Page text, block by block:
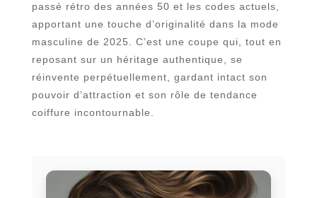
passé rétro des années 50 et les codes actuels,
apportant une touche d’originalité dans la mode
masculine de 2025. C’est une coupe qui, tout en
reposant sur un héritage authentique, se
réinvente perpétuellement, gardant intact son
pouvoir d’attraction et son rôle de tendance
coiffure incontournable.